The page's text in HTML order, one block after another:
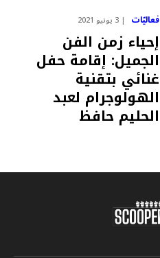
فعاليّات 3 يونيو 2021
إحياء زمن الفن
الجميل: إقامة حفل
غنائي بتقنية
الهولوجرام لعبد
الحليم حافظ